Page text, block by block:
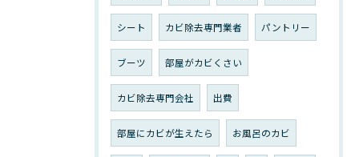
シート カビ除去専門業者 パントリー
ブーツ 部屋がカビくさい
カビ除去専門会社 出費
部屋にカビが生えたら お風呂のカビ